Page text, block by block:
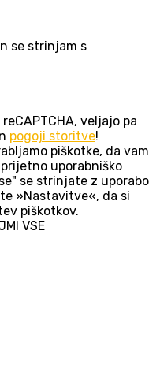
se strinjam s
veljajo pa
pogoji storitve!
piškotke, da vam
uporabniško
se strinjate z uporabo
»Nastavitve«, da si
piškotkov.
VSE